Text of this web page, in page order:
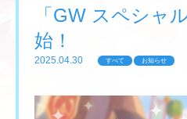
「GW スペシャ
始！
2025.04.30 すべて お知らせ